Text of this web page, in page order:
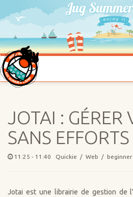
JOTAI : GÉRER
SANS
11:25 - 11:40 Quickie / Web /
Jotai est une librairie de gestion de